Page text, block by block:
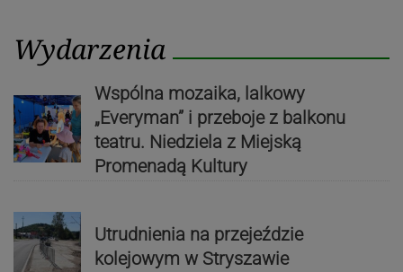
Wydarzenia
Wspólna mozaika, lalkowy
„Everyman” i przeboje z balkonu
teatru. Niedziela z Miejską
Promenadą Kultury
Utrudnienia na przejeździe
kolejowym w Stryszawie